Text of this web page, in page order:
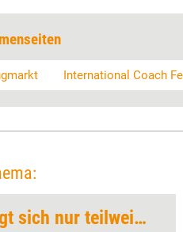
International Coach
Coachingmarkt zeigt sich nur teilweise erholt